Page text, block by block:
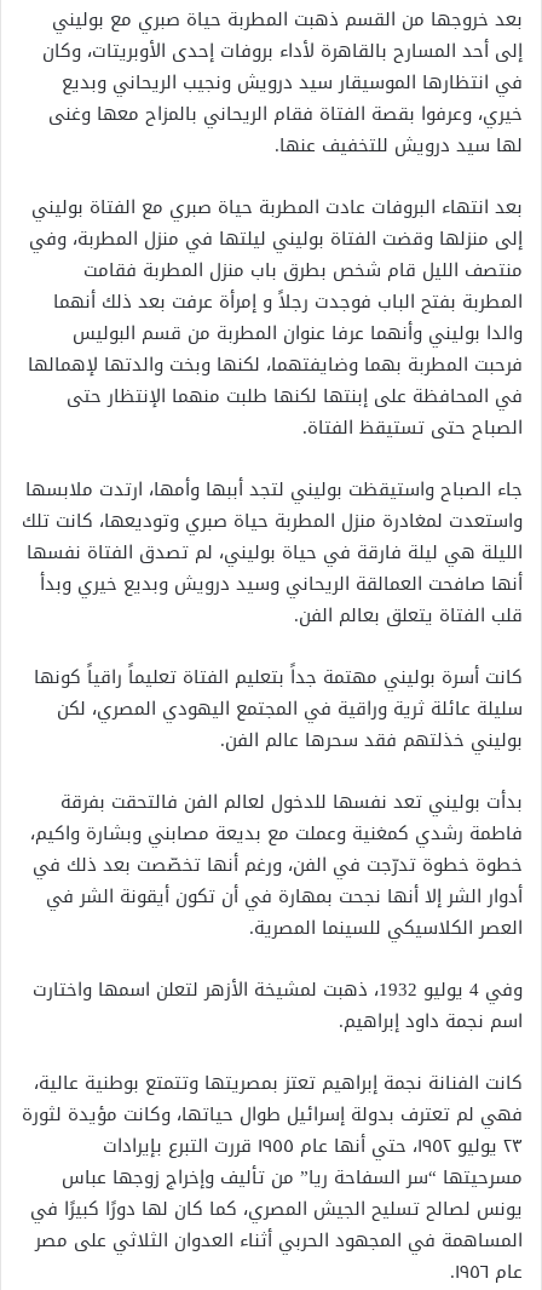
بعد خروجها من القسم ذهبت المطربة حياة صبري مع بوليني
إلى أحد المسارح بالقاهرة لأداء بروفات إحدى الأوبريتات، وكان
في انتظارها الموسيقار سيد درويش ونجيب الريحاني وبديع
خيري، وعرفوا بقصة الفتاة فقام الريحاني بالمزاح معها وغنى
لها سيد درويش للتخفيف عنها.
بعد انتهاء البروفات عادت المطربة حياة صبري مع الفتاة بوليني
إلى منزلها وقضت الفتاة بوليني ليلتها في منزل المطربة، وفي
منتصف الليل قام شخص بطرق باب منزل المطربة فقامت
المطربة بفتح الباب فوجدت رجلاً و إمرأة عرفت بعد ذلك أنهما
والدا بوليني وأنهما عرفا عنوان المطربة من قسم البوليس
فرحبت المطربة بهما ﻭضايفتهما، لكنها وبخت والدتها لإهمالها
في المحافظة على إبنتها لكنها طلبت منهما الإنتظار حتى
الصباح حتى تستيقظ الفتاة.
جاء الصباح واستيقظت بوليني لتجد أببها وأمها، ارتدت ملابسها
واستعدت لمغادرة منزل المطربة حياة صبري وتوديعها، كانت تلك
الليلة هي ليلة فارقة في حياة بوليني، لم تصدق الفتاة نفسها
أنها صافحت العمالقة الريحاني وسيد درويش وبديع خيري وبدأ
قلب الفتاة يتعلق بعالم الفن.
كانت أسرة بوليني مهتمة جداً بتعليم الفتاة تعليماً راقياً كونها
سليلة عائلة ثرية ﻭراقية في المجتمع اليهودي المصري، لكن
بوليني خذلتهم فقد سحرها عالم الفن.
بدأت بوليني تعد نفسها للدخول لعالم الفن فالتحقت بفرقة
فاطمة رشدي كمغنية وعملت مع بديعة مصابني وبشارة واكيم،
خطوة خطوة تدرّجت في الفن، ورغم أنها تخصّصت بعد ذلك في
أدوار الشر إلا أنها نجحت بمهارة في أن تكون أيقونة الشر في
العصر الكلاسيكي للسينما المصرية.
وفي 4 يوليو 1932، ذهبت لمشيخة الأزهر لتعلن اسمها واختارت
اسم نجمة داود إبراهيم.
كانت الفنانة نجمة إبراهيم تعتز بمصريتها وتتمتع بوطنية عالية،
فهي لم تعترف بدولة إسرائيل طوال حياتها، وكانت مؤيدة لثورة
٢٣ يوليو ١٩٥٢، حتي أنها عام ١٩٥٥ قررت التبرع بإيرادات
مسرحيتها “سر السفاحة ريا” من تأليف وإخراج زوجها عباس
يونس لصالح تسليح الجيش المصري، كما كان لها دورًا كبيرًا في
المساهمة في المجهود الحربي أثناء العدوان الثلاثي على مصر
عام ١٩٥٦.